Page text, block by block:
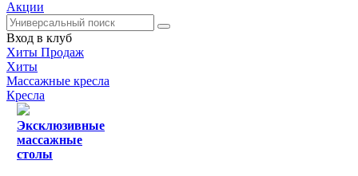
Акции
Вход в клуб
Хиты Продаж
Хиты
Массажные кресла
Кресла
Эксклюзивные
массажные
столы